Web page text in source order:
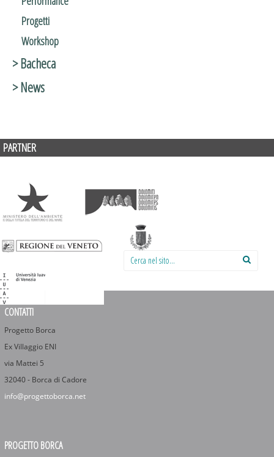
Progetti
Workshop
> Bacheca
> News
PARTNER
Cerca nel sito:
CONTATTI
Progetto Borca
Ex Villaggio ENI
via Mattei 5
32040 - Borca di Cadore
info@progettoborca.net
PROGETTO BORCA